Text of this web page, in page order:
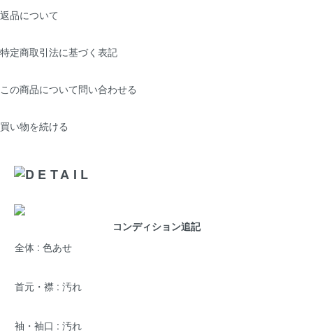
返品について
特定商取引法に基づく表記
この商品について問い合わせる
買い物を続ける
コンディション追記
全体 : 色あせ
首元・襟 : 汚れ
袖・袖口 : 汚れ